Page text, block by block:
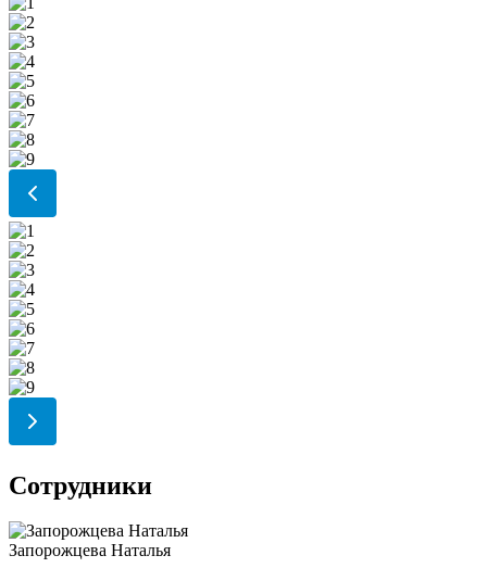
Сотрудники
Запорожцева Наталья